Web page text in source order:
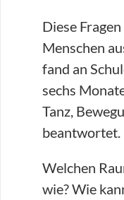
Diese
Menschen
fand an
sechs
Tanz,
beantwortet.
Welchen
wie? Wie